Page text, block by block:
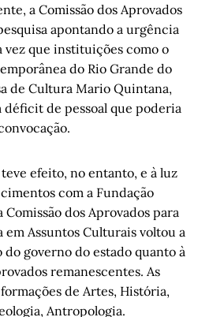
a Comissão dos Aprovados
apontando a urgência
vez que instituições como o
do Rio Grande do
de Cultura Mario Quintana,
déficit de pessoal que poderia
efeito, no entanto, e à luz
com a Fundação
Comissão dos Aprovados para
em Assuntos Culturais voltou a
governo do estado quanto à
remanescentes. As
de Artes, História,
Antropologia.